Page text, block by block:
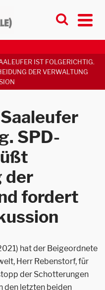
IST FOLGERICHTIG.
DER VERWALTUNG U
SPD-
der
fordert
hat der Beigeordnete
Herr Rebenstorf, für
der Schotterungen
den letzten beiden